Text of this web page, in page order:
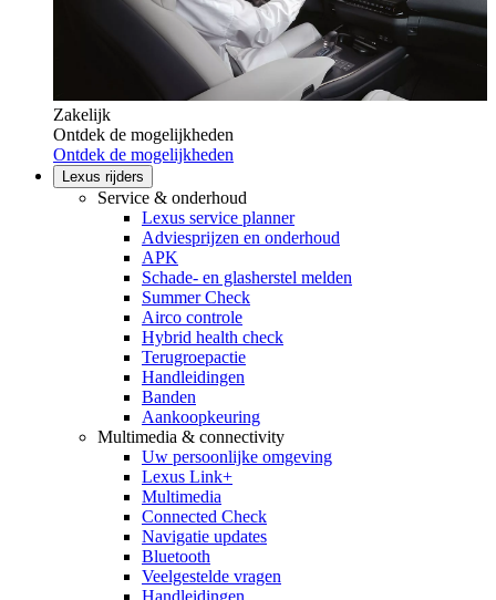
Zakelijk
Ontdek de mogelijkheden
Ontdek de mogelijkheden
Lexus rijders
Service & onderhoud
Lexus service planner
Adviesprijzen en onderhoud
APK
Schade- en glasherstel melden
Summer Check
Airco controle
Hybrid health check
Terugroepactie
Handleidingen
Banden
Aankoopkeuring
Multimedia & connectivity
Uw persoonlijke omgeving
Lexus Link+
Multimedia
Connected Check
Navigatie updates
Bluetooth
Veelgestelde vragen
Handleidingen